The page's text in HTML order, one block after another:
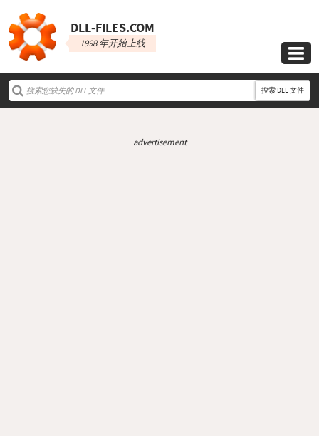
DLL‑FILES.COM
1998 年开始上线

搜索 DLL 文件
advertisement